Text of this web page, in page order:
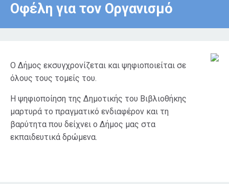
Οφέλη για τον Οργανισμό
Ο Δήμος εκσυγχρονίζεται και ψηφιοποιείται σε
όλους τους τομείς του.
Η ψηφιοποίηση της Δημοτικής του Βιβλιοθήκης
μαρτυρά το πραγματικό ενδιαφέρον και τη
βαρύτητα που δείχνει ο Δήμος μας στα
εκπαιδευτικά δρώμενα.